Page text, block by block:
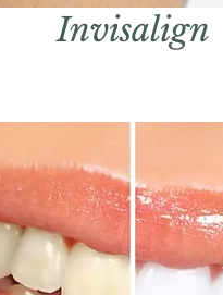
Invisalign